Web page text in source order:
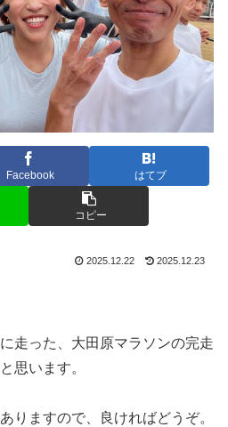
Facebook はてブ
コピー
2025.12.22 2025.12.23
走った、大田原マラソンの完走
思います。
りますので、良ければどうぞ。